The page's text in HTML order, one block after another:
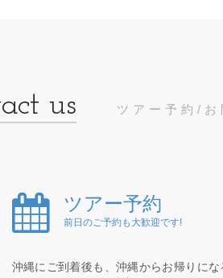
ツアー予約/お
ツアー予約
前日のご予約も大歓迎です!
沖縄にご到着後も、沖縄からお帰りにな